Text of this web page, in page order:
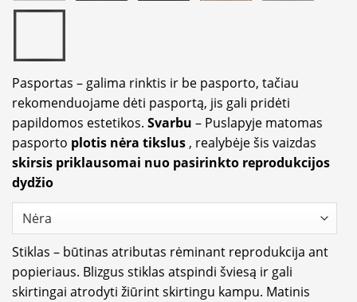
Pasportas – galima rinktis ir be pasporto, tačiau
rekomenduojame dėti pasportą, jis gali pridėti
papildomos estetikos. Svarbu – Puslapyje matomas
pasporto plotis nėra tikslus , realybėje šis vaizdas
skirsis priklausomai nuo pasirinkto reprodukcijos
dydžio
Stiklas – būtinas atributas rėminant reprodukcija ant
popieriaus. Blizgus stiklas atspindi šviesą ir gali
skirtingai atrodyti žiūrint skirtingu kampu. Matinis